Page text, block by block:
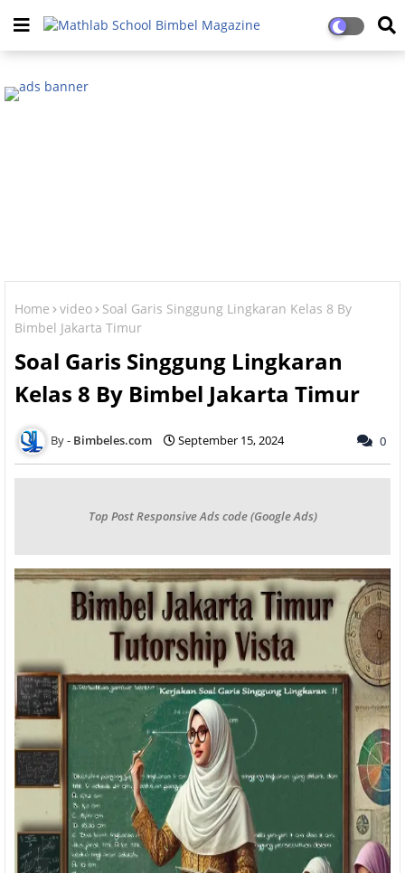
Home video
Soal Garis Singgung Lingkaran Kelas 8 By
Bimbel Jakarta Timur
Soal Garis Singgung Lingkaran
Kelas 8 By Bimbel Jakarta Timur
Bimbeles.com September 15, 2024 0
Top Post Responsive Ads code (Google Ads)